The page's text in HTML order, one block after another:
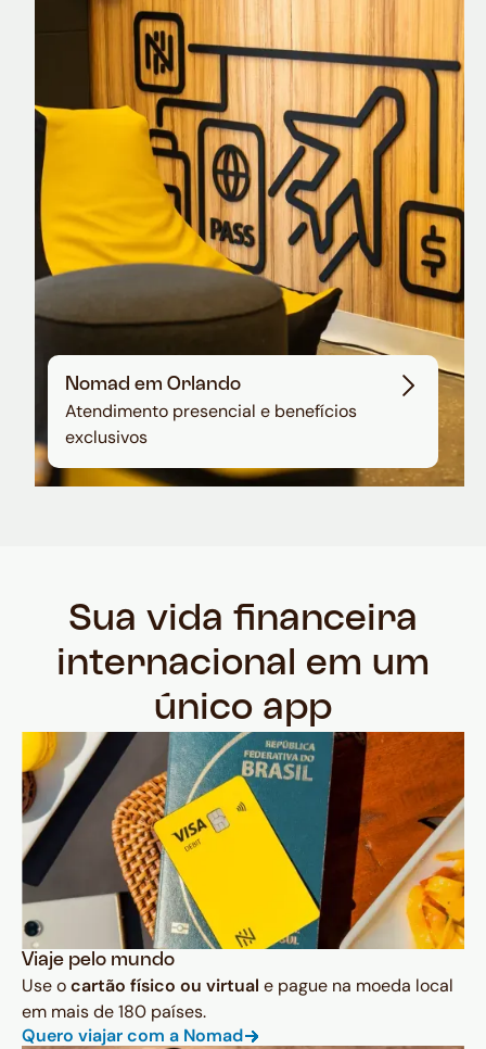
Nomad Explorer
Cartão de crédito brasileiro com cashback
em dólar
Nomad em Orlando
Atendimento presencial e benefícios
exclusivos
Sua vida financeira
internacional em um
único app
Viaje pelo mundo
Use ocartão físico ou virtual e pague na moeda local
em mais de 180 países.
Quero viajar com a Nomad